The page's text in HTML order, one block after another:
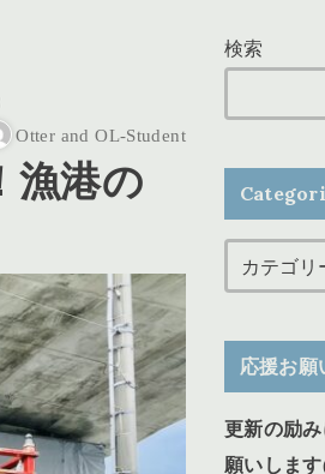
Otter and OL-Student
漁港の
検索
応援お願
更新の励
願いしま